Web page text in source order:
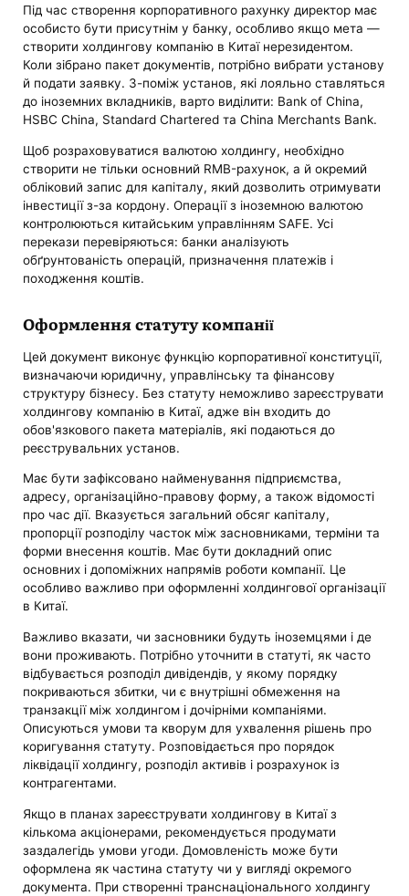
Під час створення корпоративного рахунку директор має
особисто бути присутнім у банку, особливо якщо мета —
створити холдингову компанію в Китаї нерезидентом.
Коли зібрано пакет документів, потрібно вибрати установу
й подати заявку. З-поміж установ, які лояльно ставляться
до іноземних вкладників, варто виділити: Bank of China,
HSBC China, Standard Chartered та China Merchants Bank.
Щоб розраховуватися валютою холдингу, необхідно
створити не тільки основний RMB-рахунок, а й окремий
обліковий запис для капіталу, який дозволить отримувати
інвестиції з-за кордону. Операції з іноземною валютою
контролюються китайським управлінням SAFE. Усі
перекази перевіряються: банки аналізують
обґрунтованість операцій, призначення платежів і
походження коштів.
Оформлення статуту компанії
Цей документ виконує функцію корпоративної конституції,
визначаючи юридичну, управлінську та фінансову
структуру бізнесу. Без статуту неможливо зареєструвати
холдингову компанію в Китаї, адже він входить до
обов'язкового пакета матеріалів, які подаються до
реєструвальних установ.
Має бути зафіксовано найменування підприємства,
адресу, організаційно-правову форму, а також відомості
про час дії. Вказується загальний обсяг капіталу,
пропорції розподілу часток між засновниками, терміни та
форми внесення коштів. Має бути докладний опис
основних і допоміжних напрямів роботи компанії. Це
особливо важливо при оформленні холдингової організації
в Китаї.
Важливо вказати, чи засновники будуть іноземцями і де
вони проживають. Потрібно уточнити в статуті, як часто
відбувається розподіл дивідендів, у якому порядку
покриваються збитки, чи є внутрішні обмеження на
транзакції між холдингом і дочірніми компаніями.
Описуються умови та кворум для ухвалення рішень про
коригування статуту. Розповідається про порядок
ліквідації холдингу, розподіл активів і розрахунок із
контрагентами.
Якщо в планах зареєструвати холдингову в Китаї з
кількома акціонерами, рекомендується продумати
заздалегідь умови угоди. Домовленість може бути
оформлена як частина статуту чи у вигляді окремого
документа. При створенні транснаціонального холдингу